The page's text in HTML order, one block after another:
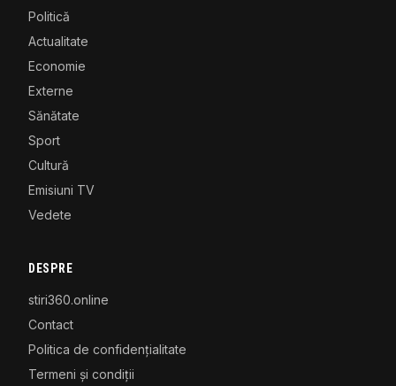
Politică
Actualitate
Economie
Externe
Sănătate
Sport
Cultură
Emisiuni TV
Vedete
DESPRE
stiri360.online
Contact
Politica de confidențialitate
Termeni și condiții